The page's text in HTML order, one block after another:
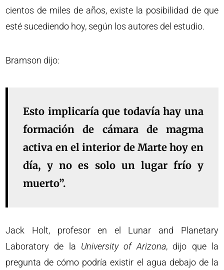
cientos de miles de años, existe la posibilidad de que
esté sucediendo hoy, según los autores del estudio.
Bramson dijo:
Esto implicaría que todavía hay una
formación de cámara de magma
activa en el interior de Marte hoy en
día, y no es solo un lugar frío y
muerto”.
Jack Holt, profesor en el Lunar and Planetary
Laboratory de la University of Arizona, dijo que la
pregunta de cómo podría existir el agua debajo de la